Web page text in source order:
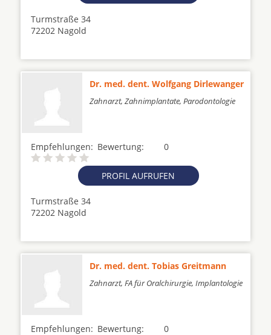
Turmstraße 34
72202 Nagold
Dr. med. dent. Wolfgang Dirlewanger
Zahnarzt, Zahnimplantate, Parodontologie
Empfehlungen: 0
Bewertung:
PROFIL AUFRUFEN
Turmstraße 34
72202 Nagold
Dr. med. dent. Tobias Greitmann
Zahnarzt, FA für Oralchirurgie, Implantologie
Empfehlungen: 0
Bewertung: